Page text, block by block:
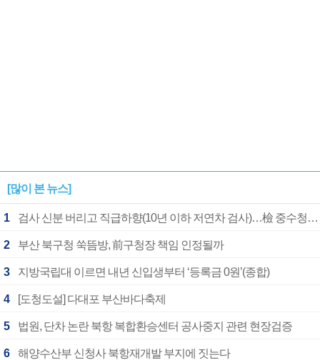
[많이 본 뉴스]
1 검사 신분 버리고 직급하향(10년 이하 저연차 검사)…檢 중수청행 기피
2 부산 북구청 쑥뜸방, 前구청장 책임 인정될까
3 지방국립대 이르면 내년 신입생부터 ‘등록금 0원’(종합)
4 [도청도설] 다대포 부산바다축제
5 법원, 단차 논란 북항 복합환승센터 공사중지 관련 현장검증
6 해양수산부 신청사 북항재개발 부지에 짓는다